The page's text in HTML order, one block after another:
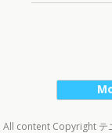
All content Copyright テ